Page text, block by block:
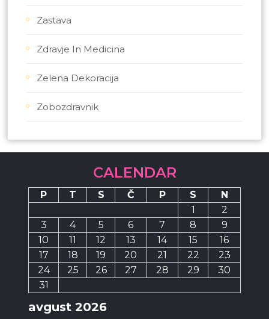
Zastava
Zdravje In Medicina
Zelena Dekoracija
Zobozdravnik
CALENDAR
avgust 2026
P T S Č P S
N
1
2
3
4 5 6 7 8
9
10
11 12 13 14 15
16
17
18 19 20 21 22
23
24
25 26 27 28 29
30
31